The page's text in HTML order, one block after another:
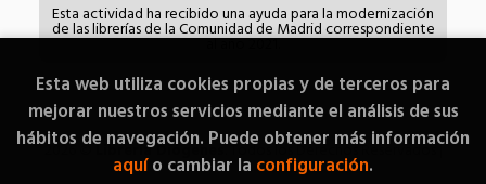
Esta actividad ha recibido una ayuda para la modernización
de las librerías de la Comunidad de Madrid correspondiente
al año 2021.
2026 ©Librería Diógenes. Todos los Derechos Reservados |
Grupo Trevenque
Esta web utiliza cookies propias y de terceros para
mejorar nuestros servicios mediante el análisis de sus
hábitos de navegación. Puede obtener más información
aquío cambiar la configuración.